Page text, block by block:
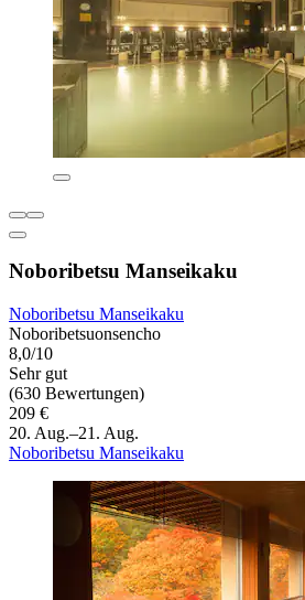
Noboribetsu Manseikaku
Noboribetsu Manseikaku
Noboribetsuonsencho
8,0/10
Sehr gut
(630 Bewertungen)
209 €
20. Aug.–21. Aug.
Noboribetsu Manseikaku